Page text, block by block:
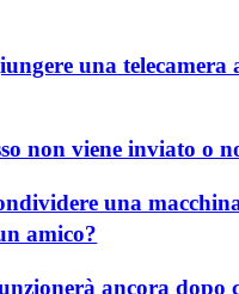
una telecamera
non viene inviato o
una
amico?
ancora dopo